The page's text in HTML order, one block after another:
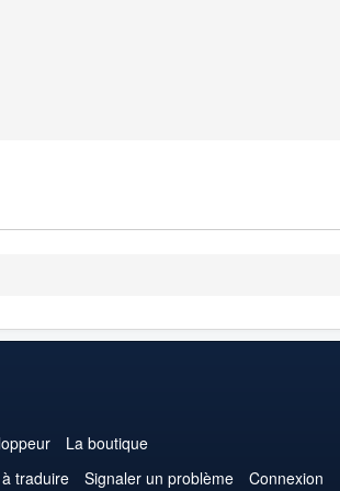
La boutique
traduire Signaler un problème Connexion